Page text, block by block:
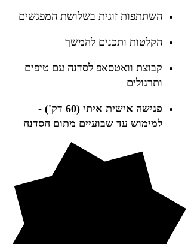
השתתפות זוגית בשלושת המפגשים
הקלטות ותכנים להמשך
קבוצת וואטסאפ לסדנה עם טיפים
ותרגולים
​פגישה אישית איתי (60 דק') -
למימוש עד שבועיים מתום הסדנה